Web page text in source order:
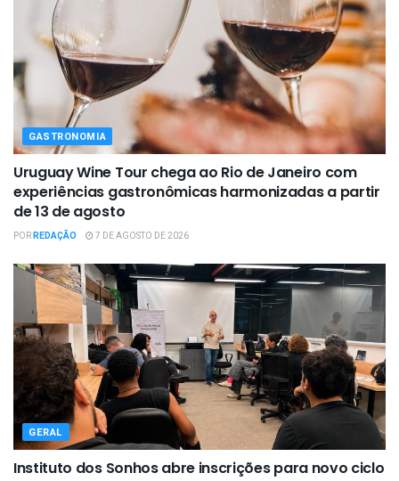
GASTRONOMIA
Uruguay Wine Tour chega ao Rio de Janeiro com
experiências gastronômicas harmonizadas a partir
de 13 de agosto
PORREDAÇÃO 7 DE AGOSTO DE 2026
GERAL
Instituto dos Sonhos abre inscrições para novo ciclo